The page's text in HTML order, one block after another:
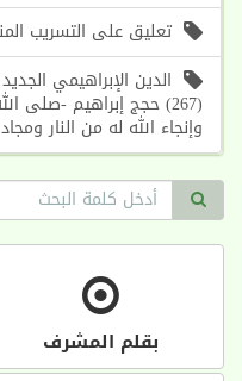
تعليق على التسريب
الدين الإبراهيمي
(267) حجج إبراهيم -
وإنجاء الله له من النار
بقلم المشرف